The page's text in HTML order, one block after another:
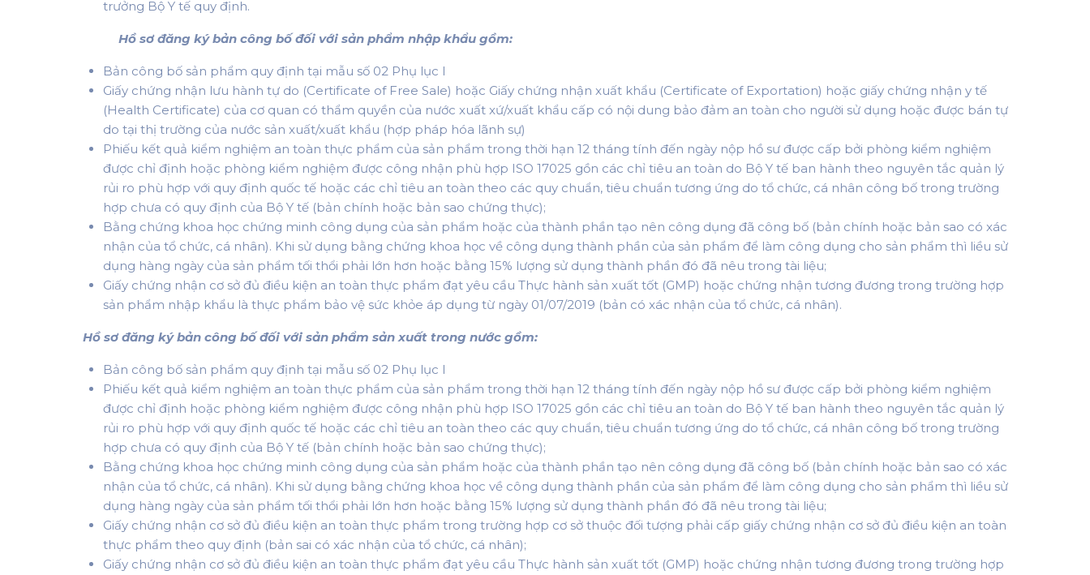
trưởng Bộ Y tế quy định.
Hồ sơ đăng ký bản công bố đối với sản phẩm nhập khẩu gồm:
Bản công bố sản phẩm quy định tại mẫu số 02 Phụ lục I
Giấy chứng nhận lưu hành tự do (Certificate of Free Sale) hoặc Giấy chứng nhận xuất khẩu (Certificate of Exportation) hoặc giấy chứng nhận y tế
(Health Certificate) của cơ quan có thẩm quyền của nước xuất xứ/xuất khẩu cấp có nội dung bảo đảm an toàn cho người sử dụng hoặc được bán tự
do tại thị trường của nước sản xuất/xuất khẩu (hợp pháp hóa lãnh sự)
Phiếu kết quả kiểm nghiệm an toàn thực phẩm của sản phẩm trong thời hạn 12 tháng tính đến ngày nộp hồ sư được cấp bởi phòng kiểm nghiệm
được chỉ định hoặc phòng kiểm nghiệm được công nhận phù hợp ISO 17025 gồn các chỉ tiêu an toàn do Bộ Y tế ban hành theo nguyên tắc quản lý
rủi ro phù hợp với quy định quốc tế hoặc các chỉ tiêu an toàn theo các quy chuẩn, tiêu chuẩn tương ứng do tổ chức, cá nhân công bố trong trường
hợp chưa có quy định của Bộ Y tế (bản chính hoặc bản sao chứng thực);
Bằng chứng khoa học chứng minh công dụng của sản phẩm hoặc của thành phần tạo nên công dụng đã công bố (bản chính hoặc bản sao có xác
nhận của tổ chức, cá nhân). Khi sử dụng bằng chứng khoa học về công dụng thành phần của sản phẩm để làm công dụng cho sản phẩm thì liều sử
dụng hàng ngày của sản phẩm tối thổi phải lớn hơn hoặc bằng 15% lượng sử dụng thành phần đó đã nêu trong tài liệu;
Giấy chứng nhận cơ sở đủ điều kiện an toàn thực phẩm đạt yêu cầu Thực hành sản xuất tốt (GMP) hoặc chứng nhận tương đương trong trường hợp
sản phẩm nhập khẩu là thực phẩm bảo vệ sức khỏe áp dụng từ ngày 01/07/2019 (bản có xác nhận của tổ chức, cá nhân).
Hồ sơ đăng ký bản công bố đối với sản phẩm sản xuất trong nước gồm:
Bản công bố sản phẩm quy định tại mẫu số 02 Phụ lục I
Phiếu kết quả kiểm nghiệm an toàn thực phẩm của sản phẩm trong thời hạn 12 tháng tính đến ngày nộp hồ sư được cấp bởi phòng kiểm nghiệm
được chỉ định hoặc phòng kiểm nghiệm được công nhận phù hợp ISO 17025 gồn các chỉ tiêu an toàn do Bộ Y tế ban hành theo nguyên tắc quản lý
rủi ro phù hợp với quy định quốc tế hoặc các chỉ tiêu an toàn theo các quy chuẩn, tiêu chuẩn tương ứng do tổ chức, cá nhân công bố trong trường
hợp chưa có quy định của Bộ Y tế (bản chính hoặc bản sao chứng thực);
Bằng chứng khoa học chứng minh công dụng của sản phẩm hoặc của thành phần tạo nên công dụng đã công bố (bản chính hoặc bản sao có xác
nhận của tổ chức, cá nhân). Khi sử dụng bằng chứng khoa học về công dụng thành phần của sản phẩm để làm công dụng cho sản phẩm thì liều sử
dụng hàng ngày của sản phẩm tối thổi phải lớn hơn hoặc bằng 15% lượng sử dụng thành phần đó đã nêu trong tài liệu;
Giấy chứng nhận cơ sở đủ điều kiện an toàn thực phẩm trong trường hợp cơ sở thuộc đối tượng phải cấp giấy chứng nhận cơ sở đủ điều kiện an toàn
thực phẩm theo quy định (bản sai có xác nhận của tổ chức, cá nhân);
Giấy chứng nhận cơ sở đủ điều kiện an toàn thực phẩm đạt yêu cầu Thực hành sản xuất tốt (GMP) hoặc chứng nhận tương đương trong trường hợp